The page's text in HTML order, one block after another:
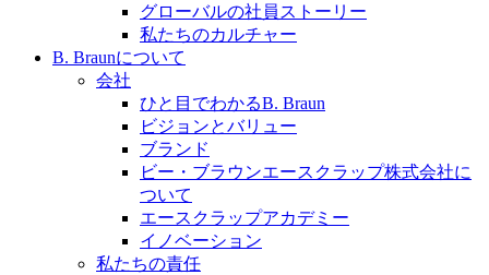
お問合せフォームより、ご質問をお送りください。
グローバルの社員ストーリー
私たちのカルチャー
B. Braunについて
会社
ひと目でわかるB. Braun
ビジョンとバリュー
ブランド
ビー・ブラウンエースクラップ株式会社に
ついて
エースクラップアカデミー
イノベーション
私たちの責任